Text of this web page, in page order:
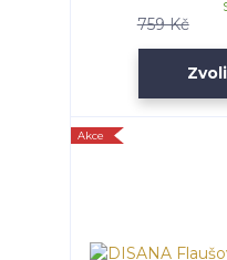
759 Kč
Akce